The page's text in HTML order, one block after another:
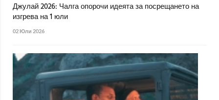
Джулай 2026: Чалга опорочи идеята за посрещането на
изгрева на 1 юли
02 Юли 2026